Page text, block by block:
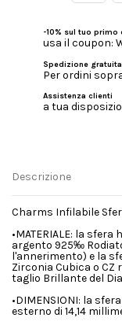
-10% sul tuo primo
usa il coupon:
Spedizione gratuita
Per ordini
Assistenza clienti
a tua
Descrizione
Charms Infilabile
•MATERIALE: la
argento 925‰
l'annerimento) e la
Zirconia Cubica o
taglio Brillante del
•DIMENSIONI: la
esterno di 14,14